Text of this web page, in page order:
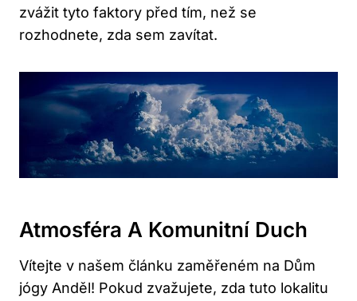
zvážit tyto faktory před tím, než se
rozhodnete, zda sem zavítat.
Atmosféra A Komunitní Duch
Vítejte v našem článku zaměřeném na Dům
jógy Anděl! Pokud zvažujete, zda tuto lokalitu